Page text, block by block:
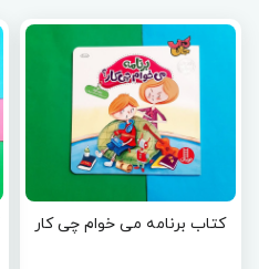
کتاب برنامه می خوام چی کار